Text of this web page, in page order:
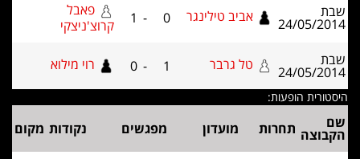
24/ אביב טילינגר 0
-
פאבל
קרוצ'ניצקי
24/ טל גרבר 1 רוי מילוא
הופעות:
תחרות מועדון מפגשים נקודות מקום